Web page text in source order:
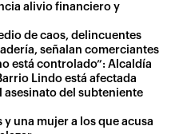
alivio financiero y
de caos, delincuentes
señalan comerciantes
está controlado”: Alcaldía
Lindo está afectada
del subteniente
una mujer a los que acusa